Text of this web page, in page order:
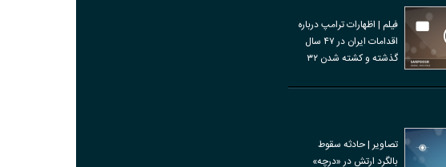
فیلم | اظهارات ترامپ درباره
اقدامات ایران در ۴۷ سال
گذشته و کشته شدن ۳۲
تصاویر | حادثه سقوط
بالگرد ارتش در «درچه»